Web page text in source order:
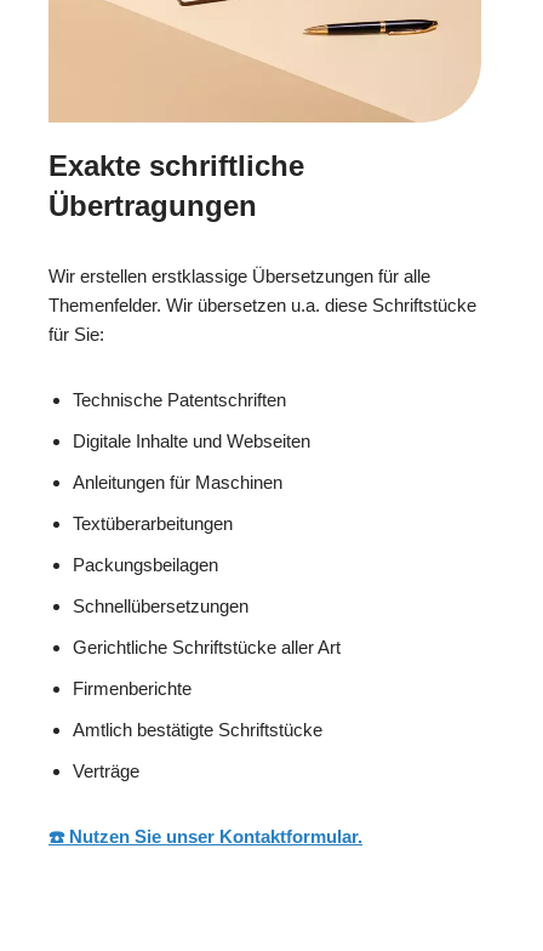
Exakte schriftliche
Übertragungen
Wir erstellen erstklassige Übersetzungen für alle
Themenfelder. Wir übersetzen u.a. diese Schriftstücke
für Sie:
Technische Patentschriften
Digitale Inhalte und Webseiten
Anleitungen für Maschinen
Textüberarbeitungen
Packungsbeilagen
Schnellübersetzungen
Gerichtliche Schriftstücke aller Art
Firmenberichte
Amtlich bestätigte Schriftstücke
Verträge
☎️ Nutzen Sie unser Kontaktformular.